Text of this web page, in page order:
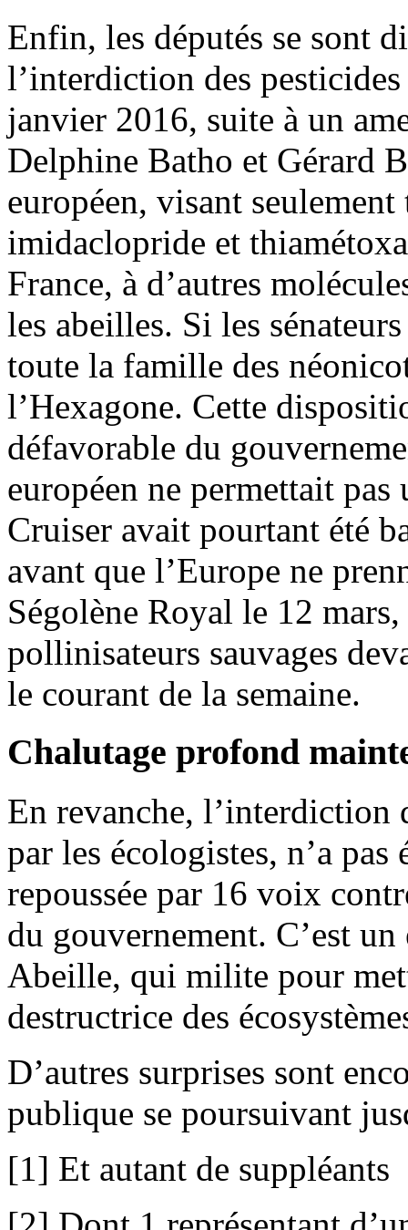
Enfin, les députés se sont
l’interdiction des
janvier 2016, suite à un
Delphine Batho et Gérard
européen, visant
imidaclopride et
France, à d’autres
les abeilles. Si les
toute la famille des
l’Hexagone. Cette
défavorable du
européen ne permettait
Cruiser avait pourtant été
avant que l’Europe ne
Ségolène Royal le 12
pollinisateurs sauvages
le courant de la semaine.
Chalutage profond
En revanche, l’interdiction
par les écologistes, n’a pas
repoussée par 16 voix
du gouvernement. C’est
Abeille, qui milite pour
destructrice des
D’autres surprises sont
publique se poursuivant
[1] Et autant de suppléants